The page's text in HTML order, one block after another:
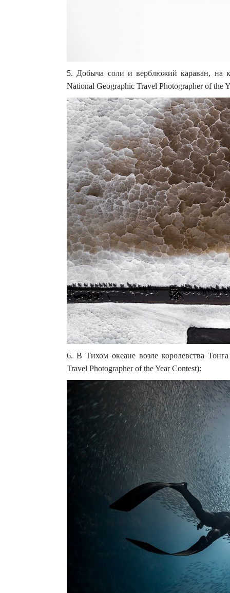
5. Добыча соли и верблюжий караван, на
National Geographic Travel Photographer of the
6. В Тихом океане возле королевства
Travel Photographer of the Year Contest):